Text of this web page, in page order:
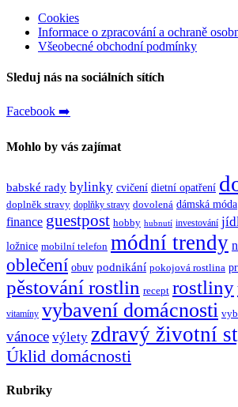
Cookies
Informace o zpracování a ochraně
Všeobecné obchodní podmínky
Sleduj nás na sociálních sítích
Facebook ➡️
Mohlo by vás zajímat
babské rady bylinky cvičení dietní opatření
doplněk stravy doplňky stravy dovolená dámská móda
finance guestpost hobby hubnutí investování
ložnice mobilní telefon módní trendy
oblečení obuv podnikání pokojová rostlina
pěstování rostlin recept rostliny
vitamíny vybavení domácnosti
vánoce výlety zdravý životní
Úklid domácnosti
Rubriky